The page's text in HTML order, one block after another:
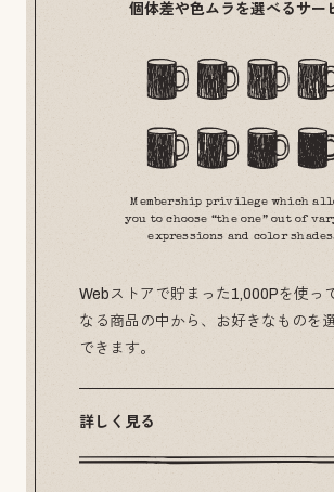
個体差や色ムラを選べるサー
Membership privilege which
you to choose “the one” out of
expressions and color
Webストアで貯まった1,000Pを使っ
なる商品の中から、お好きなものを
できます。
詳しく見る